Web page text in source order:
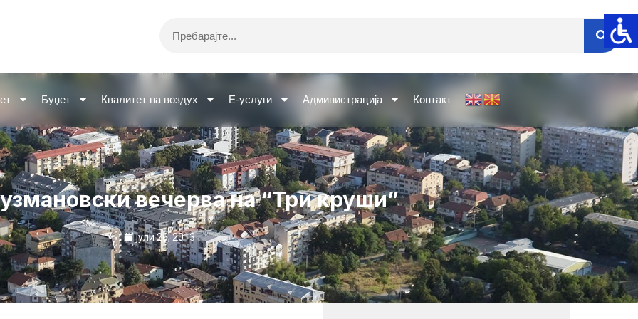
Буџет Квалитет на воздух Е-услуги Администрација Контакт
вечерва на “Три круши”
јули 26, 2013